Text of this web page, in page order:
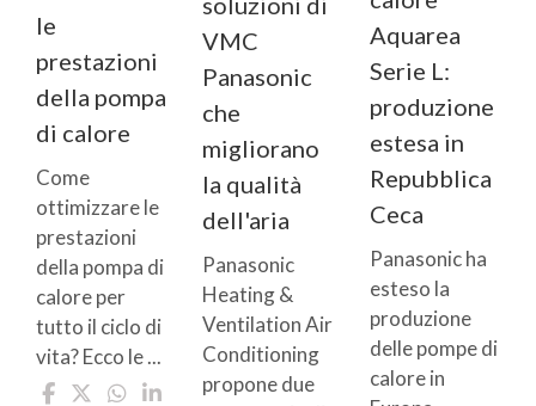
le
prestazioni
della pompa
di calore
Come
ottimizzare le
prestazioni
della pompa di
calore per
tutto il ciclo di
vita? Ecco le ...
VMC
Panasonic
che
migliorano
la qualità
dell'aria
Panasonic
Heating &
Ventilation Air
Conditioning
propone due
Aquarea
Serie L:
produzione
estesa in
Repubblica
Ceca
Panasonic ha
esteso la
produzione
delle pompe di
calore in